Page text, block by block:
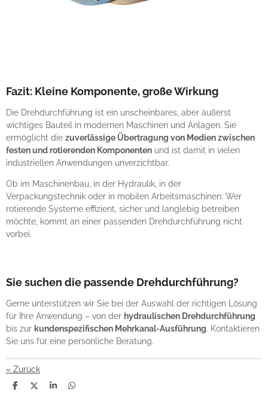
Fazit: Kleine Komponente, große Wirkung
Die Drehdurchführung ist ein unscheinbares, aber äußerst
wichtiges Bauteil in modernen Maschinen und Anlagen. Sie
ermöglicht die zuverlässige Übertragung von Medien zwischen
festen und rotierenden Komponenten und ist damit in vielen
industriellen Anwendungen unverzichtbar.
Ob im Maschinenbau, in der Hydraulik, in der
Verpackungstechnik oder in mobilen Arbeitsmaschinen: Wer
rotierende Systeme effizient, sicher und langlebig betreiben
möchte, kommt an einer passenden Drehdurchführung nicht
vorbei.
Sie suchen die passende Drehdurchführung?
Gerne unterstützen wir Sie bei der Auswahl der richtigen Lösung
für Ihre Anwendung – von der hydraulischen Drehdurchführung
bis zur kundenspezifischen Mehrkanal-Ausführung. Kontaktieren
Sie uns für eine persönliche Beratung.
« Zurück
T
T
T
T